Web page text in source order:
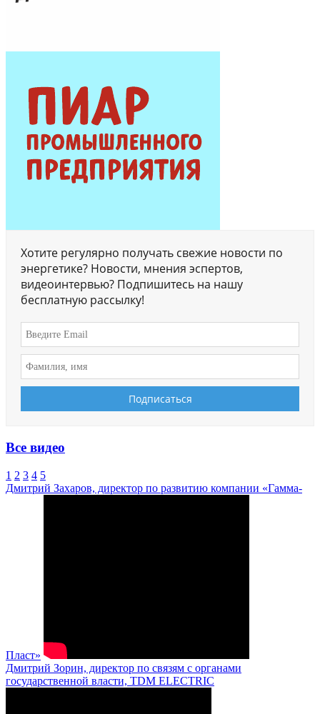
Хотите регулярно получать свежие новости по
энергетике? Новости, мнения эспертов,
видеоинтервью? Подпишитесь на нашу
бесплатную рассылку!
Все видео
1 2 3 4 5
Дмитрий Захаров, директор по развитию компании «Гамма-
Пласт»
Дмитрий Зорин, директор по связям с органами
государственной власти, TDM ELECTRIC